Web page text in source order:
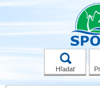
Hľadať